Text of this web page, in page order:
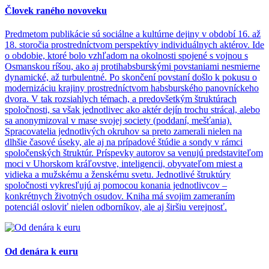
Človek raného novoveku
Predmetom publikácie sú sociálne a kultúrne dejiny v období 16. až
18. storočia prostredníctvom perspektívy individuálnych aktérov. Ide
o obdobie, ktoré bolo vzhľadom na okolnosti spojené s vojnou s
Osmanskou ríšou, ako aj protihabsburskými povstaniami nesmierne
dynamické, až turbulentné. Po skončení povstaní došlo k pokusu o
modernizáciu krajiny prostredníctvom habsburského panovníckeho
dvora. V tak rozsiahlych témach, a predovšetkým štruktúrach
spoločnosti, sa však jednotlivec ako aktér dejín trochu strácal, alebo
sa anonymizoval v mase svojej society (poddaní, mešťania).
Spracovatelia jednotlivých okruhov sa preto zamerali nielen na
dlhšie časové úseky, ale aj na prípadové štúdie a sondy v rámci
spoločenských štruktúr. Príspevky autorov sa venujú predstaviteľom
moci v Uhorskom kráľovstve, inteligencii, obyvateľom miest a
vidieka a mužskému a ženskému svetu. Jednotlivé štruktúry
spoločnosti vykresľujú aj pomocou konania jednotlivcov –
konkrétnych životných osudov. Kniha má svojim zameraním
potenciál osloviť nielen odborníkov, ale aj širšiu verejnosť.
Od denára k euru